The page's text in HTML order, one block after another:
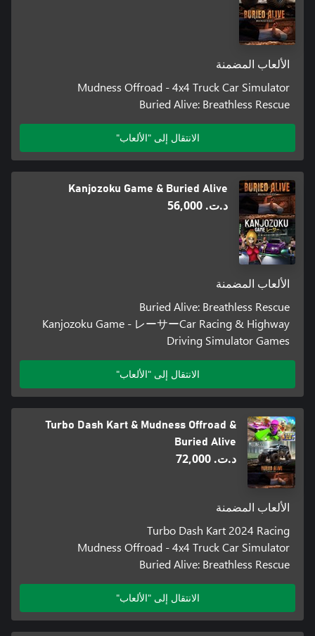
الألعاب المضمنة
Mudness Offroad - 4x4 Truck Car Simulator
Buried Alive: Breathless Rescue
الانتقال إلى "الألعاب"
Kanjozoku Game & Buried Alive
د.ت.‏ 56,000
الألعاب المضمنة
Buried Alive: Breathless Rescue
Kanjozoku Game - レーサーCar Racing & Highway
Driving Simulator Games
الانتقال إلى "الألعاب"
Turbo Dash Kart & Mudness Offroad &
Buried Alive
د.ت.‏ 72,000
الألعاب المضمنة
Turbo Dash Kart 2024 Racing
Mudness Offroad - 4x4 Truck Car Simulator
Buried Alive: Breathless Rescue
الانتقال إلى "الألعاب"